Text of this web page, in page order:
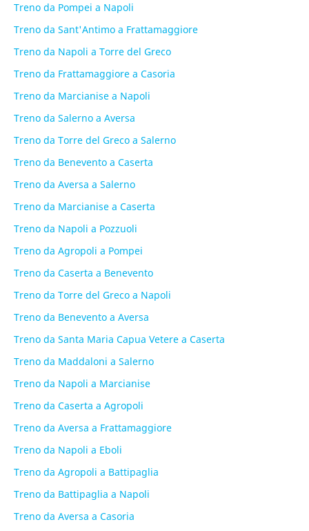
Treno da Pompei a Napoli
Treno da Sant'Antimo a Frattamaggiore
Treno da Napoli a Torre del Greco
Treno da Frattamaggiore a Casoria
Treno da Marcianise a Napoli
Treno da Salerno a Aversa
Treno da Torre del Greco a Salerno
Treno da Benevento a Caserta
Treno da Aversa a Salerno
Treno da Marcianise a Caserta
Treno da Napoli a Pozzuoli
Treno da Agropoli a Pompei
Treno da Caserta a Benevento
Treno da Torre del Greco a Napoli
Treno da Benevento a Aversa
Treno da Santa Maria Capua Vetere a Caserta
Treno da Maddaloni a Salerno
Treno da Napoli a Marcianise
Treno da Caserta a Agropoli
Treno da Aversa a Frattamaggiore
Treno da Napoli a Eboli
Treno da Agropoli a Battipaglia
Treno da Battipaglia a Napoli
Treno da Aversa a Casoria